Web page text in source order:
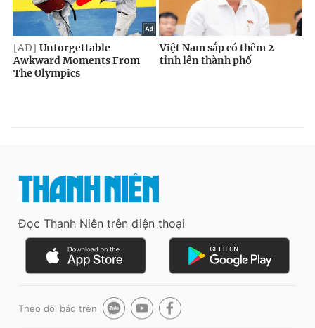
Đọc Thanh Niên trên điện thoại
Theo dõi báo trên